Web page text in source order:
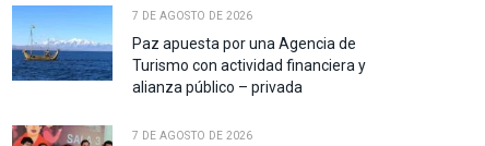
7 DE AGOSTO DE 2026
Paz apuesta por una Agencia de
Turismo con actividad financiera y
alianza público – privada
7 DE AGOSTO DE 2026